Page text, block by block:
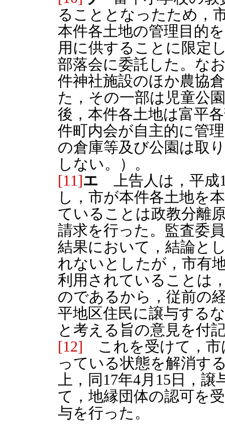
ることとなったため，
本件各土地の管理目的
用に供することに限定
部落会に委託した。な
件神社施設のほか農協
た，その一部は児童公
後，本件各土地は富平
件町内会が自主的に管
の倉庫等及び公園は取
しない。）。
[11]エ 上告人は，平成
し，市が本件各土地を
ていることは政教分離
請求を行った。監査委
結果において，結論と
れないとしたが，市有
利用されていることは
のであるから，従前の
平地区住民に譲与する
と考える旨の意見を付
[12] これを受けて，市
っている状態を解消す
上，同17年4月15日，
て，地縁団体の認可を
与を行った。